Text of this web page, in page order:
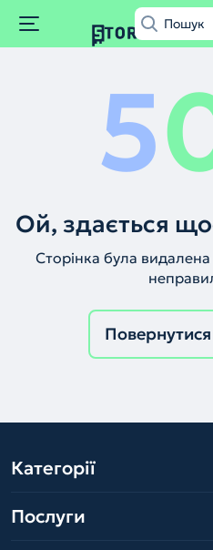
5
Ой, здається
Сторінка була
Категорії
Послуги